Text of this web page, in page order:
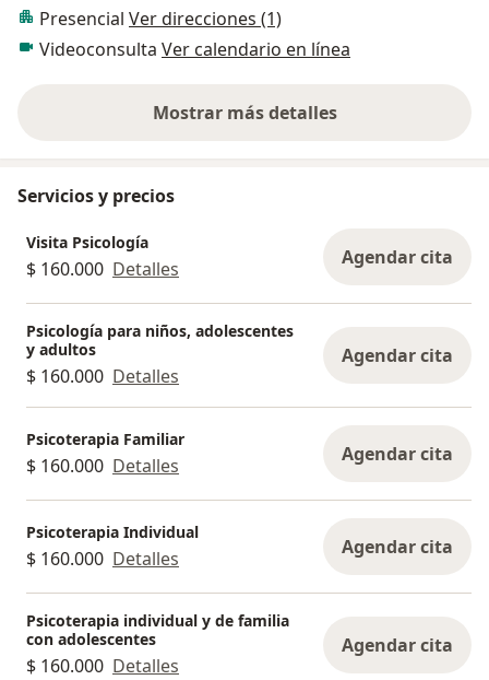
Presencial Ver direcciones (1)
Videoconsulta Ver calendario en línea
Mostrar más detalles
sobre la experiencia
Servicios y precios
Visita Psicología
$ 160.000 Detalles Agendar cita
Psicología para niños, adolescentes
y adultos
$ 160.000 Detalles
Agendar cita
Psicoterapia Familiar
$ 160.000 Detalles Agendar cita
Psicoterapia Individual
$ 160.000 Detalles Agendar cita
Psicoterapia individual y de familia
con adolescentes
$ 160.000 Detalles
Agendar cita